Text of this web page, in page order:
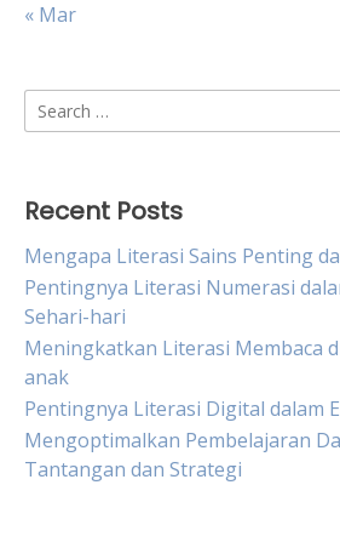
« Mar
Search
for:
Recent Posts
Mengapa Literasi Sains Penting
Pentingnya Literasi Numerasi
Sehari-hari
Meningkatkan Literasi Membaca
anak
Pentingnya Literasi Digital dalam
Mengoptimalkan Pembelajaran
Tantangan dan Strategi